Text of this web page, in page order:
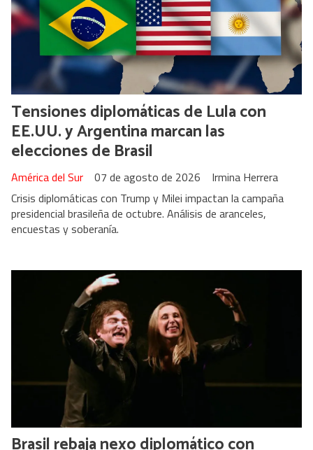
Tensiones diplomáticas de Lula con
EE.UU. y Argentina marcan las
elecciones de Brasil
Irmina Herrera
América del Sur
07 de agosto de 2026
Crisis diplomáticas con Trump y Milei impactan la campaña
presidencial brasileña de octubre. Análisis de aranceles,
encuestas y soberanía.